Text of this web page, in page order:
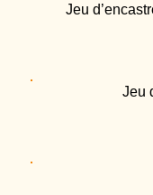
Jeu
Jeu